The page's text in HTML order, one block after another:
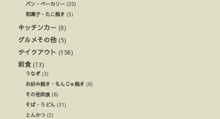
パン・ベーカリー (20)
和菓子・たこ焼き (5)
キッチンカー (0)
グルメその他 (5)
テイクアウト (156)
和食 (73)
うなぎ(3)
お好み焼き・もんじゃ焼き (6)
その他和食(6)
そば・うどん (31)
とんかつ (2)